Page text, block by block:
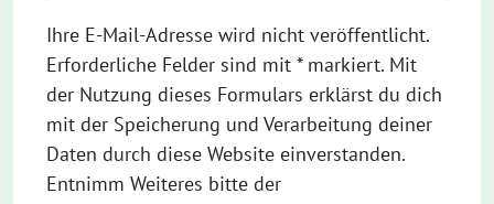
Ihre E-Mail-Adresse wird nicht veröffentlicht.
Erforderliche Felder sind mit * markiert. Mit
der Nutzung dieses Formulars erklärst du dich
mit der Speicherung und Verarbeitung deiner
Daten durch diese Website einverstanden.
Entnimm Weiteres bitte der